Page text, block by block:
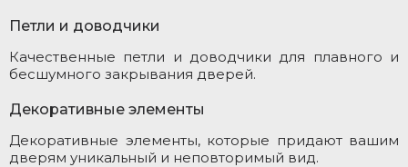
Петли и доводчики
Качественные петли и доводчики для плавного и
бесшумного закрывания дверей.
Декоративные элементы
Декоративные элементы, которые придают вашим
дверям уникальный и неповторимый вид.